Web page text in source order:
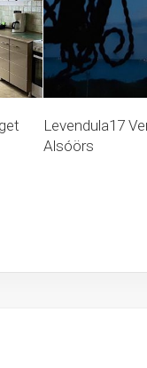
Levendula17
Alsóörs